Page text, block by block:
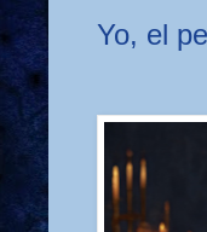
Yo, el